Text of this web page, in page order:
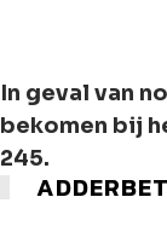
In geval van
bekomen bij
245.